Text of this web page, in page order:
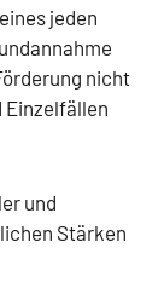
jeden
nicht
Einzelfällen
und
Stärken